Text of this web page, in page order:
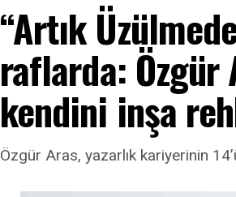
“Artık
raflarda: Özgür
kendini inşa
Özgür Aras, yazarlık kariyerinin